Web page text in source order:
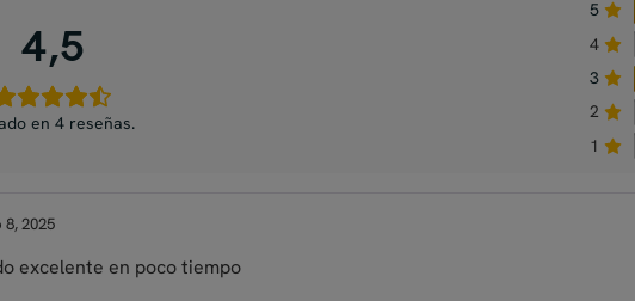
4,5
en 4 reseñas.
5
4
3
2
1
8, 2025
excelente en poco tiempo